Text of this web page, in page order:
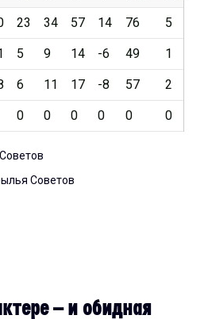
23 34 57 14 76 5
5 9 14 -6 49 1
6 11 17 -8 57 2
0 0 0 0 0 0
2025/2026
2024/2025
2023/2024
2022/2023
Советов
– и обидная